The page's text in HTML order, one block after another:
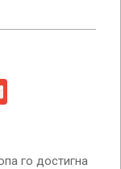
го достигна